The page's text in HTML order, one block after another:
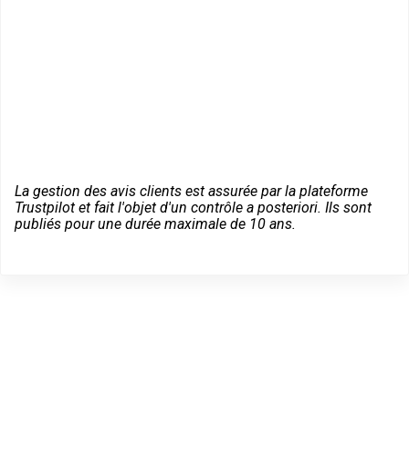
La gestion des avis clients est assurée par la plateforme
Trustpilot et fait l'objet d'un contrôle a posteriori. Ils sont
publiés pour une durée maximale de 10 ans.